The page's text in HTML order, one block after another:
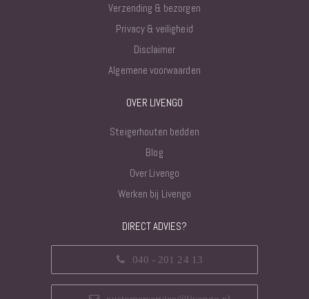
Verzending & bezorgen
Privacy & veiligheid
Disclaimer
Algemene voorwaarden
OVER LIVENGO
Steigerhouten bedden
Blog
Over Livengo
Werken bij Livengo
DIRECT ADVIES?
040 - 201 24 13